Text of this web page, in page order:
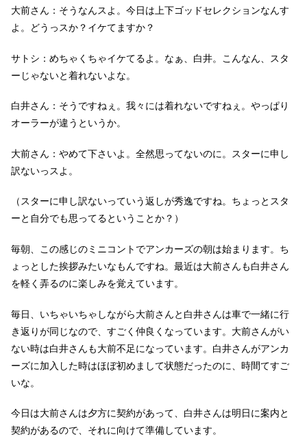
大前さん：そうなんスよ。今日は上下ゴッドセレクションなんす
よ。どうっスか？イケてますか？
サトシ：めちゃくちゃイケてるよ。なぁ、白井。こんなん、スタ
ーじゃないと着れないよな。
白井さん：そうですねぇ。我々には着れないですねぇ。やっぱり
オーラーが違うというか。
大前さん：やめて下さいよ。全然思ってないのに。スターに申し
訳ないっスよ。
（スターに申し訳ないっていう返しが秀逸ですね。ちょっとスタ
ーと自分でも思ってるということか？）
毎朝、この感じのミニコントでアンカーズの朝は始まります。ち
ょっとした挨拶みたいなもんですね。最近は大前さんも白井さん
を軽く弄るのに楽しみを覚えています。
毎日、いちゃいちゃしながら大前さんと白井さんは車で一緒に行
き返りが同じなので、すごく仲良くなっています。大前さんがい
ない時は白井さんも大前不足になっています。白井さんがアンカ
ーズに加入した時はほぼ初めまして状態だったのに、時間てすご
いな。
今日は大前さんは夕方に契約があって、白井さんは明日に案内と
契約があるので、それに向けて準備しています。